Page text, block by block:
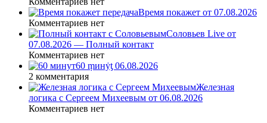
Время покажет от 07.08.2026
Комментариев нет
Соловьев Live от
07.08.2026 — Полный контакт
Комментариев нет
60 ṃинẏƫ 06.08.2026
2 комментария
Железная
логика с Сергеем Михеевым от 06.08.2026
Комментариев нет